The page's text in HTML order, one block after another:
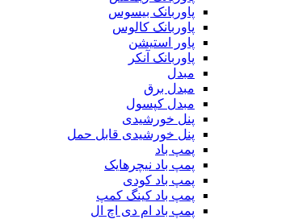
پاوربانک بیسوس
پاوربانک کالوس
پاور استیشن
پاوربانک آنکر
مبدل
مبدل برق
مبدل کپسول
پنل خورشیدی
پنل خورشیدی قابل حمل
پمپ باد
پمپ باد نیچرهایک
پمپ باد کودی
پمپ باد کینگ کمپ
پمپ باد ام دی اچ ال